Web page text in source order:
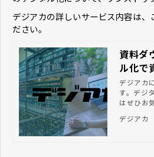
デジアカの詳しいサービス内容は、
ださい。
資料ダ
ル化で
するな
デジアカ
す。デジ
はぜひお
デジアカ